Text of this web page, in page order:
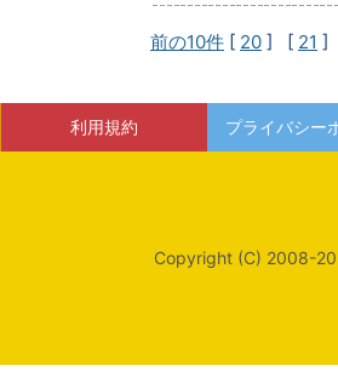
前の10件 [ 20 ] [ 21 ]
利用規約 プライバシー
Copyright (C) 2008-